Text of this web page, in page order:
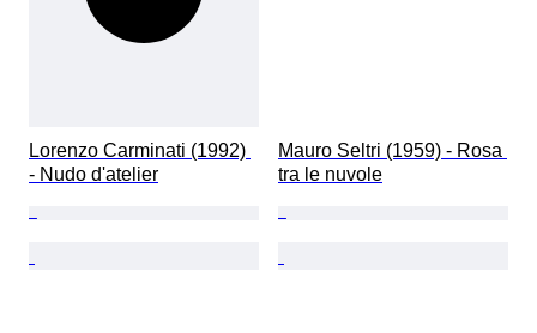
Lorenzo Carminati (1992)
- Nudo d'atelier
Mauro Seltri (1959) - Rosa
tra le nuvole